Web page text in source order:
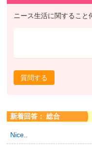
ニース生活に関すること
質問する
新着回答： 総合
Nice..